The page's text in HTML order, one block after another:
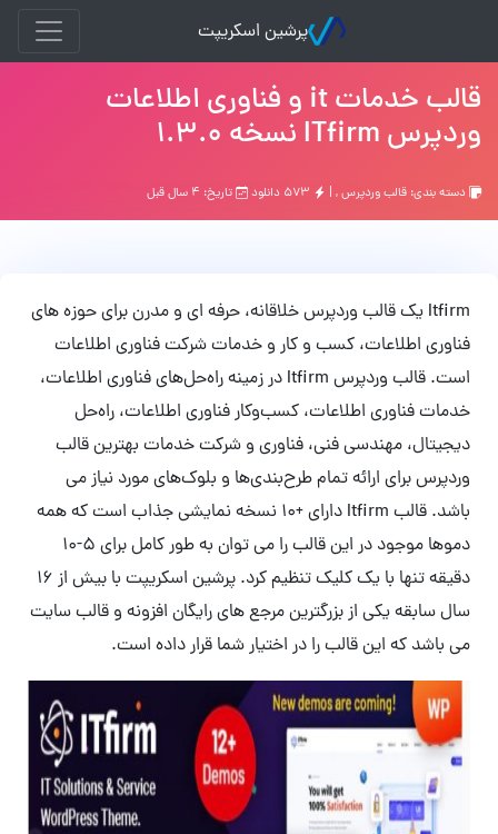
پرشین اسکریپت
قالب خدمات it و فناوری اطلاعات
وردپرس ITfirm نسخه 1.3.0
دسته بندی: قالب وردپرس, | تاریخ: ۴ سال قبل
Itfirm یک قالب وردپرس خلاقانه، حرفه ای و مدرن برای حوزه های
فناوری اطلاعات، کسب و کار و خدمات شرکت فناوری اطلاعات
است. قالب وردپرس Itfirm در زمینه راه‌حل‌های فناوری اطلاعات،
خدمات فناوری اطلاعات، کسب‌وکار فناوری اطلاعات، راه‌حل
دیجیتال، مهندسی فنی، فناوری و شرکت خدمات بهترین قالب
وردپرس برای ارائه تمام طرح‌بندی‌ها و بلوک‌های مورد نیاز می
باشد. قالب Itfirm دارای +10 نسخه نمایشی جذاب است که همه
دموها موجود در این قالب را می توان به طور کامل برای 5-10
دقیقه تنها با یک کلیک تنظیم کرد. پرشین اسکریپت با بیش از 16
سال سابقه یکی از بزرگترین مرجع های رایگان افزونه و قالب سایت
می باشد که این قالب را در اختیار شما قرار داده است.